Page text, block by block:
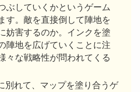
ぶしていくかというゲーム
す。敵を直接倒して陣地を
妨害するのか。インクを塗
陣地を広げていくことに注
々な戦略性が問われてくる
別れて、マップを塗り合うゲ